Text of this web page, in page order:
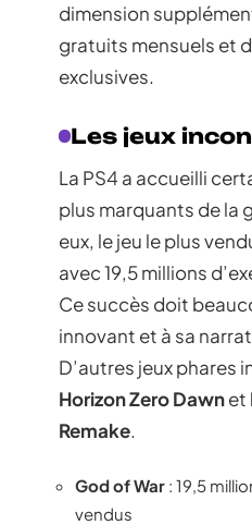
dimension
gratuits mensuels et
exclusives.
Les jeux
La PS4 a accueilli
plus marquants de la
eux, le jeu le plus
avec 19,5 millions
Ce succès doit
innovant et à sa
D’autres jeux phares
Horizon Zero Dawnet
Remake.
God of War : 19,5
vendus